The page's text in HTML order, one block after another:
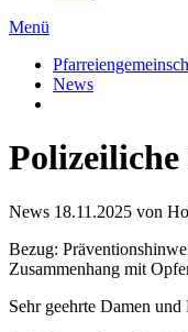
Menü
News
News 18.11.2025 von
Bezug:
Zusammenhang mit
Sehr geehrte Damen und